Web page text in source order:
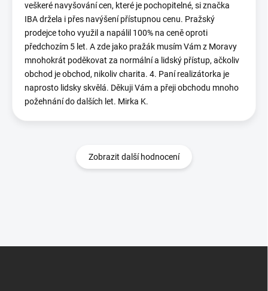
veškeré navyšování cen, které je pochopitelné, si značka
IBA držela i přes navýšení přístupnou cenu. Pražský
prodejce toho využil a napálil 100% na ceně oproti
předchozím 5 let. A zde jako pražák musím Vám z Moravy
mnohokrát poděkovat za normální a lidský přístup, ačkoliv
obchod je obchod, nikoliv charita. 4. Paní realizátorka je
naprosto lidsky skvělá. Děkuji Vám a přeji obchodu mnoho
požehnání do dalších let. Mirka K.
Zobrazit další hodnocení